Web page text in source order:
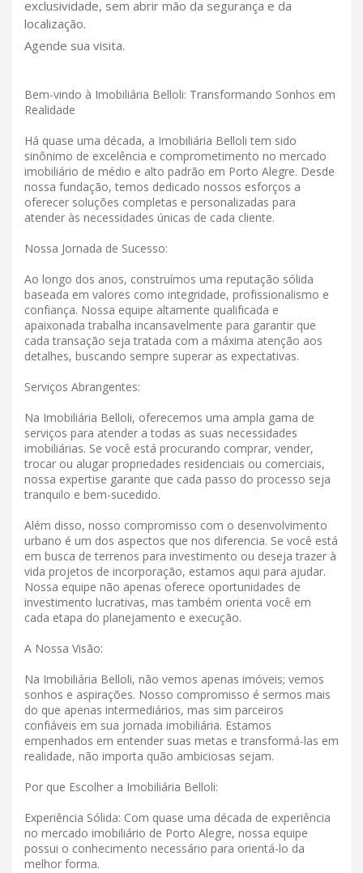
exclusividade, sem abrir mão da segurança e da
localização.
Agende sua visita.
Bem-vindo à Imobiliária Belloli: Transformando Sonhos em
Realidade
Há quase uma década, a Imobiliária Belloli tem sido
sinônimo de excelência e comprometimento no mercado
imobiliário de médio e alto padrão em Porto Alegre. Desde
nossa fundação, temos dedicado nossos esforços a
oferecer soluções completas e personalizadas para
atender às necessidades únicas de cada cliente.
Nossa Jornada de Sucesso:
Ao longo dos anos, construímos uma reputação sólida
baseada em valores como integridade, profissionalismo e
confiança. Nossa equipe altamente qualificada e
apaixonada trabalha incansavelmente para garantir que
cada transação seja tratada com a máxima atenção aos
detalhes, buscando sempre superar as expectativas.
Serviços Abrangentes:
Na Imobiliária Belloli, oferecemos uma ampla gama de
serviços para atender a todas as suas necessidades
imobiliárias. Se você está procurando comprar, vender,
trocar ou alugar propriedades residenciais ou comerciais,
nossa expertise garante que cada passo do processo seja
tranquilo e bem-sucedido.
Além disso, nosso compromisso com o desenvolvimento
urbano é um dos aspectos que nos diferencia. Se você está
em busca de terrenos para investimento ou deseja trazer à
vida projetos de incorporação, estamos aqui para ajudar.
Nossa equipe não apenas oferece oportunidades de
investimento lucrativas, mas também orienta você em
cada etapa do planejamento e execução.
A Nossa Visão:
Na Imobiliária Belloli, não vemos apenas imóveis; vemos
sonhos e aspirações. Nosso compromisso é sermos mais
do que apenas intermediários, mas sim parceiros
confiáveis ​​em sua jornada imobiliária. Estamos
empenhados em entender suas metas e transformá-las em
realidade, não importa quão ambiciosas sejam.
Por que Escolher a Imobiliária Belloli:
Experiência Sólida: Com quase uma década de experiência
no mercado imobiliário de Porto Alegre, nossa equipe
possui o conhecimento necessário para orientá-lo da
melhor forma.